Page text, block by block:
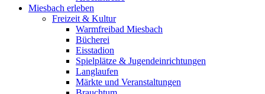
Miesbach erleben
Freizeit & Kultur
Warmfreibad Miesbach
Bücherei
Eisstadion
Spielplätze & Jugendeinrichtungen
Langlaufen
Märkte und Veranstaltungen